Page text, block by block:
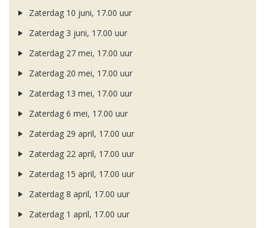
Zaterdag 10 juni, 17.00 uur
Zaterdag 3 juni, 17.00 uur
Zaterdag 27 mei, 17.00 uur
Zaterdag 20 mei, 17.00 uur
Zaterdag 13 mei, 17.00 uur
Zaterdag 6 mei, 17.00 uur
Zaterdag 29 april, 17.00 uur
Zaterdag 22 april, 17.00 uur
Zaterdag 15 april, 17.00 uur
Zaterdag 8 april, 17.00 uur
Zaterdag 1 april, 17.00 uur